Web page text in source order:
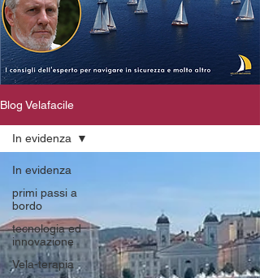
Blog Velafacile
In evidenza
primi passi a
bordo
tecnologia ed
innovazione
Vela-terapia
In evidenza